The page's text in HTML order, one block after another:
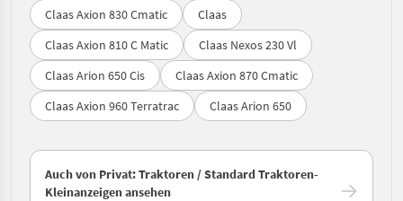
Claas Axion 830 Cmatic
Claas
Claas Axion 810 C Matic
Claas Nexos 230 Vl
Claas Arion 650 Cis
Claas Axion 870 Cmatic
Claas Axion 960 Terratrac
Claas Arion 650
Auch von Privat: Traktoren / Standard Traktoren-
Kleinanzeigen ansehen